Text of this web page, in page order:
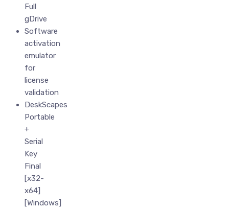
Full
gDrive
Software
activation
emulator
for
license
validation
DeskScapes
Portable
+
Serial
Key
Final
[x32-
x64]
[Windows]